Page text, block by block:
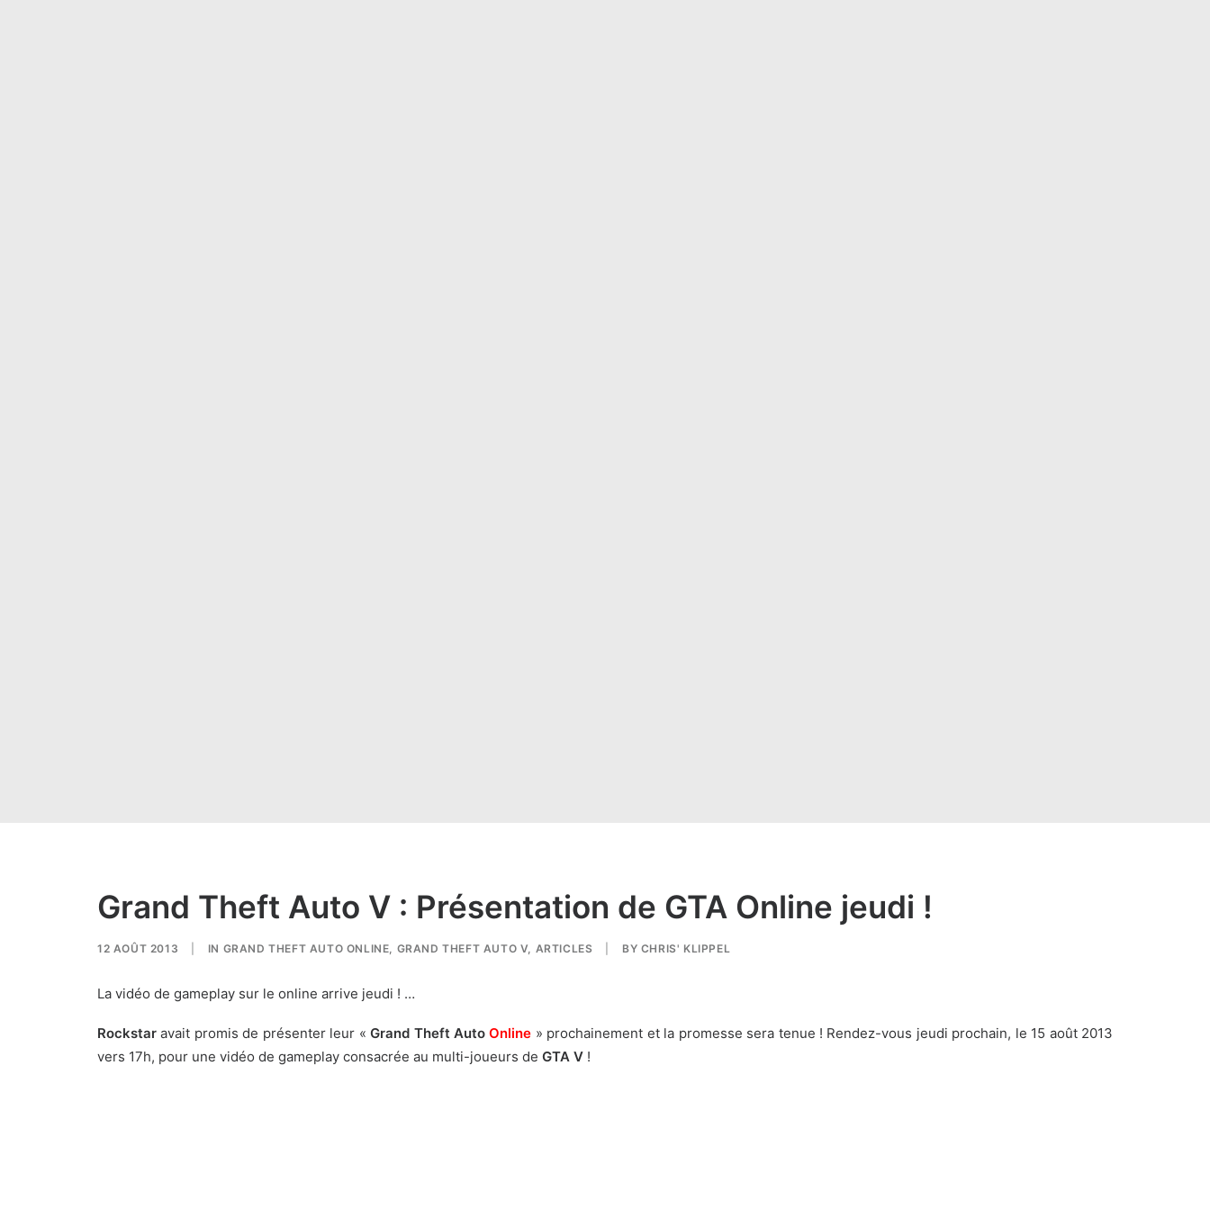
Grand Theft Auto V : Présentation de GTA Online jeudi !
12 AOÛT 2013 IN GRAND THEFT AUTO ONLINE, GRAND THEFT AUTO V, ARTICLES BY CHRIS' KLIPPEL
La vidéo de gameplay sur le online arrive jeudi ! …
Rockstar avait promis de présenter leur «Grand Theft AutoOnline » prochainement et la promesse sera tenue ! Rendez-vous jeudi prochain, le 15 août 2013
vers 17h, pour une vidéo de gameplay consacrée au multi-joueurs de GTA V !